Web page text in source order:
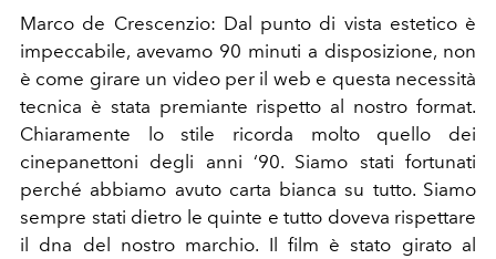
Marco de Crescenzio: Dal punto di vista estetico è
impeccabile, avevamo 90 minuti a disposizione, non
è come girare un video per il web e questa necessità
tecnica è stata premiante rispetto al nostro format.
Chiaramente lo stile ricorda molto quello dei
cinepanettoni degli anni ‘90. Siamo stati fortunati
perché abbiamo avuto carta bianca su tutto. Siamo
sempre stati dietro le quinte e tutto doveva rispettare
il dna del nostro marchio. Il film è stato girato al